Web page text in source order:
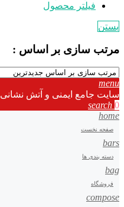
فیلتر محصول
بستن
مرتب سازی بر اساس :
menu
سایت جامع ایمنی و آتش نشانی Ir125
search 0
home
صفحه نخست
bars
دسته بندی ها
bag
فروشگاه
compose